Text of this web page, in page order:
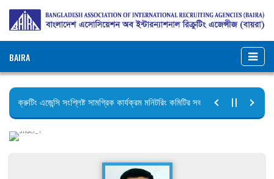
BAIRA
রিক্রুটিং এজেন্সি সংশ্লিষ্ট সামগ্রিক কার্যক্রম মনিটরিং কমিটির সভার কার্যবিবরণী প্রেরণ।